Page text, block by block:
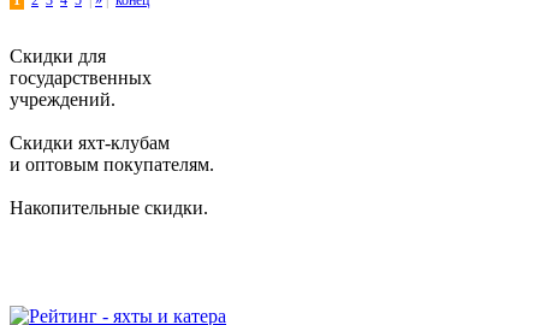
Скидки для
государственных
учреждений.
Скидки яхт-клубам
и оптовым покупателям.
Накопительные скидки.